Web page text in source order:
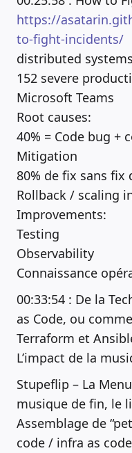
https://
to-fight-incidents/
distributed
152 severe
Microsoft Teams
Root causes:
40% = Code bug +
Mitigation
80% de fix sans
Rollback / scaling
Improvements:
Testing
Observability
Connaissance
00:33:54 : De la
as Code, ou
Terraform et
L’impact de la
Stupeflip – La
musique de fin, le
Assemblage de
code / infra as